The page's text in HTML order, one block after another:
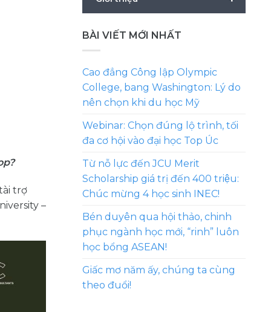
trợ
–
BÀI VIẾT MỚI NHẤT
Cao đẳng Công lập Olympic
College, bang Washington: Lý do
nên chọn khi du học Mỹ
Webinar: Chọn đúng lộ trình, tối
đa cơ hội vào đại học Top Úc
Từ nỗ lực đến JCU Merit
Scholarship giá trị đến 400 triệu:
Chúc mừng 4 học sinh INEC!
Bén duyên qua hội thảo, chinh
phục ngành học mới, “rinh” luôn
học bổng ASEAN!
Giấc mơ năm ấy, chúng ta cùng
theo đuổi!